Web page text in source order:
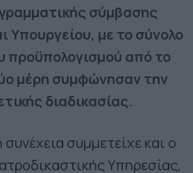
σύμβασης
Υπουργείου, με το σύνολο
προϋπολογισμού από το
μέρη συμφώνησαν την
διαδικασίας.
συμμετείχε και ο
Υπηρεσίας,